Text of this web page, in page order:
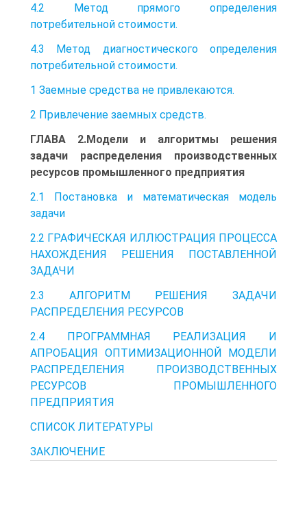
4.2 Метод прямого определения
потребительной стоимости.
4.3 Метод диагностического определения
потребительной стоимости.
1 Заемные средства не привлекаются.
2 Привлечение заемных средств.
ГЛАВА 2.Модели и алгоритмы решения
задачи распределения производственных
ресурсов промышленного предприятия
2.1 Постановка и математическая модель
задачи
2.2 ГРАФИЧЕСКАЯ ИЛЛЮСТРАЦИЯ ПРОЦЕССА
НАХОЖДЕНИЯ РЕШЕНИЯ ПОСТАВЛЕННОЙ
ЗАДАЧИ
2.3 АЛГОРИТМ РЕШЕНИЯ ЗАДАЧИ
РАСПРЕДЕЛЕНИЯ РЕСУРСОВ
2.4 ПРОГРАММНАЯ РЕАЛИЗАЦИЯ И
АПРОБАЦИЯ ОПТИМИЗАЦИОННОЙ МОДЕЛИ
РАСПРЕДЕЛЕНИЯ ПРОИЗВОДСТВЕННЫХ
РЕСУРСОВ ПРОМЫШЛЕННОГО
ПРЕДПРИЯТИЯ
СПИСОК ЛИТЕРАТУРЫ
ЗАКЛЮЧЕНИЕ